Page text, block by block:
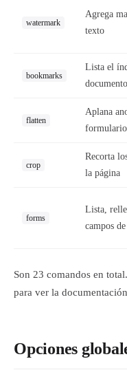
watermark
Agrega
texto
bookmarks
Lista el
documento
flatten
Aplana
crop
Recorta
la página
forms
Lista,
campos
Son 23 comandos en
para ver la
Opciones